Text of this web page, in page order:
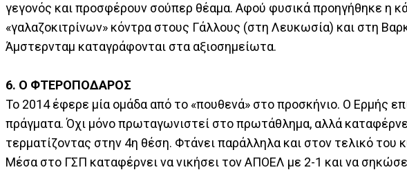
γεγονός και προσφέρουν σούπερ θέαμα. Αφού φυσικά προηγήθηκε η
«γαλαζοκιτρίνων» κόντρα στους Γάλλους (στη Λευκωσία) και στη
Άμστερνταμ καταγράφονται στα αξιοσημείωτα.
6. Ο ΦΤΕΡΟΠΟΔΑΡΟΣ
Το 2014 έφερε μία ομάδα από το «πουθενά» στο προσκήνιο. Ο Ερμής
πράγματα. Όχι μόνο πρωταγωνιστεί στο πρωτάθλημα, αλλά
τερματίζοντας στην 4η θέση. Φτάνει παράλληλα και στον τελικό
Μέσα στο ΓΣΠ καταφέρνει να νικήσει τον ΑΠΟΕΛ με 2-1 και να